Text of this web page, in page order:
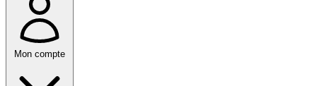
Mon compte